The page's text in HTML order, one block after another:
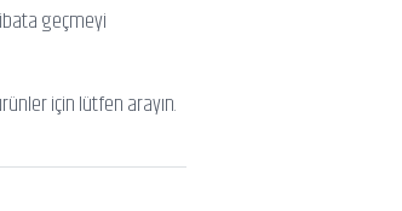
geçmeyi
için lütfen arayın.